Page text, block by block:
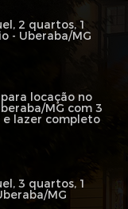
2 quartos, 1
- Uberaba/MG
locação no
MG com 3
lazer completo
3 quartos, 1
MG